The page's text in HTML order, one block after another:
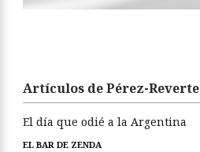
Artículos de Pérez-Reverte
El día que odié a la Argentina
EL BAR DE ZENDA